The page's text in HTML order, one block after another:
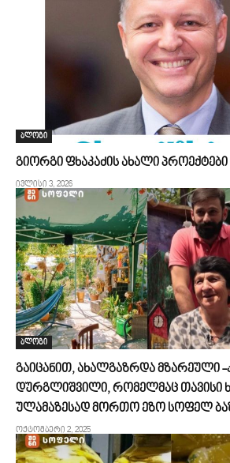
ბლოგი
გიორგი ფხაკაძის ახალი
ივლისი 3, 2026
ბლოგი
გაიცანით, ახალგაზრდა მზარეული -
დურგლიშვილი, რომელმაც თავისი
ულამაზესად მორთო ეზო სოფელ
ოქტომბერი 2, 2025